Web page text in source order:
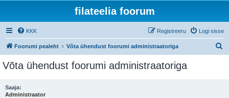
filateelia foorum
KKK Logi sisse
Registreeru
Foorumi pealeht Võta ühendust foorumi administraatoriga
Võta ühendust foorumi administraatoriga
Saaja:
Administraator